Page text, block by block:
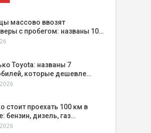
массово ввозят
с пробегом: названы 10…
Toyota: названы 7
которые дешевле…
стоит проехать 100 км в
бензин, дизель, газ…